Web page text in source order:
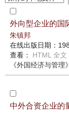
外向型企业的国
朱镇邦
在线出版日期：
查看： HTML 全文
《外国经济与管理》
中外合资企业的